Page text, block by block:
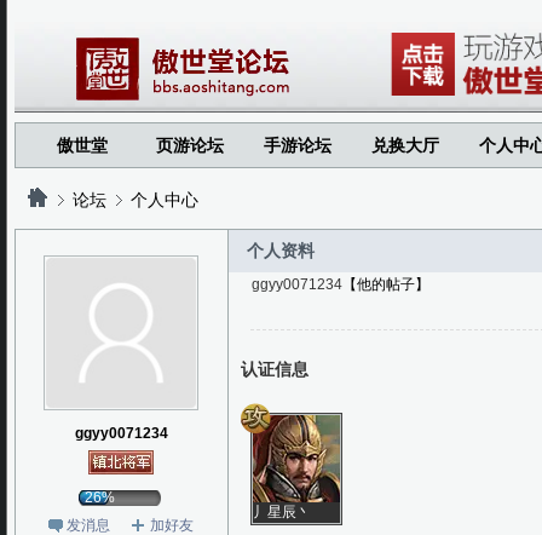
傲世堂 页游论坛 手游论坛 兑换大厅 个人中
论坛 个人中心
ggyy0071234
26%
发消息
加好友
个人资料
ggyy0071234 【他的帖子】
认证信息
丿星辰丶